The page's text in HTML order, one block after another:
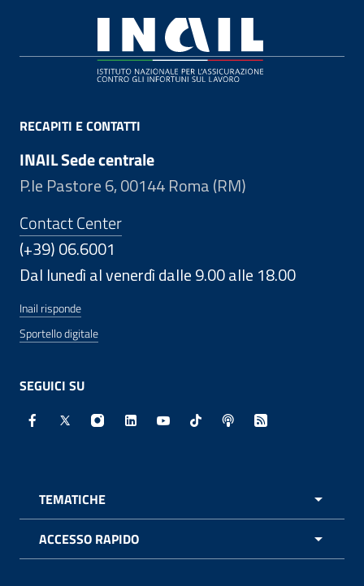
RECAPITI E CONTATTI
INAIL Sede centrale
P.le Pastore 6, 00144 Roma (RM)
Contact Center
(+39) 06.6001
Dal lunedì al venerdì dalle 9.00 alle 18.00
Inail risponde
Sportello digitale
SEGUICI SU
Facebook - Sito esterno - Apertura in nuova finestra
X - Sito esterno - Apertura in nuova finestra
Instagram - Sito esterno - Apertura in
Linkedin - Sito esterno - Apertura in
Youtube - Sito esterno -
TikTok - Sito esterno -
Spreaker - Sito
Feed RSS -
TEMATICHE
ACCESSO RAPIDO